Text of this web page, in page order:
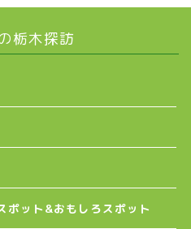
栃木探訪
ポット&おもしろスポット